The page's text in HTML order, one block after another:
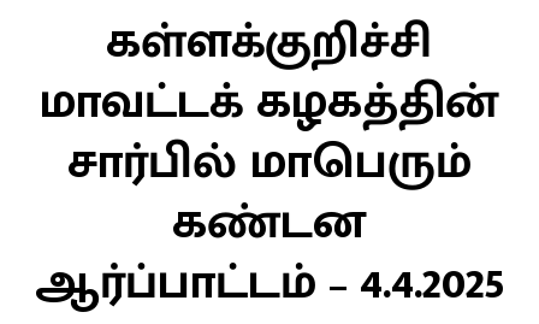
கள்ளக்குறிச்சி
மாவட்டக் கழகத்தின்
சார்பில் மாபெரும்
கண்டன
ஆர்ப்பாட்டம் – 4.4.2025